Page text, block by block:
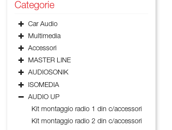
Categorie
Car Audio
Multimedia
Accessori
MASTER LINE
AUDIOSONIK
ISOMEDIA
AUDIO UP
Kit montaggio radio 1 din c/accessori
Kit montaggio radio 2 din c/accessori